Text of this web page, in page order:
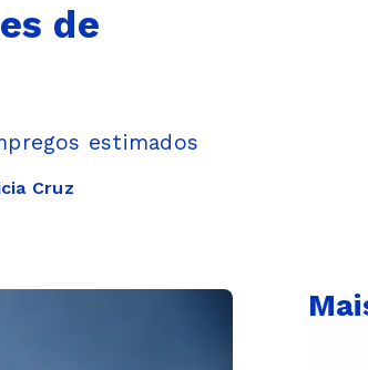
de
estimados
Cruz